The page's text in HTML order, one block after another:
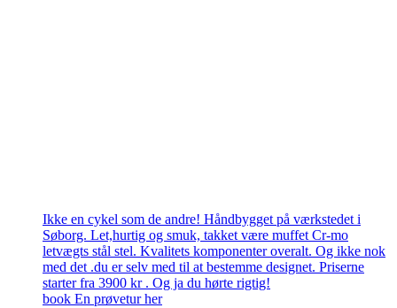
Ikke en cykel som de andre! Håndbygget på værkstedet i
Søborg. Let,hurtig og smuk, takket være muffet Cr-mo
letvægts stål stel. Kvalitets komponenter overalt. Og ikke nok
med det .du er selv med til at bestemme designet. Priserne
starter fra 3900 kr . Og ja du hørte rigtig!
book En prøvetur her